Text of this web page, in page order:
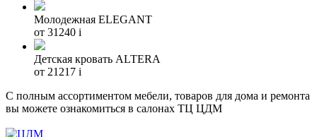
Молодежная ELEGANT
от 31240 i
Детская кровать ALTERA
от 21217 i
С полным ассортиментом мебели, товаров для дома и ремонта
вы можете ознакомиться в салонах ТЦ ЦДМ